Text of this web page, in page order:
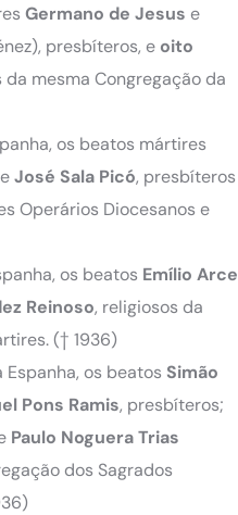
Germano de Jesus e
presbíteros, e oito
da mesma Congregação da
os beatos mártires
eJosé Sala Picó, presbíteros
Operários Diocesanos e
os beatos Emílio Arce
Reinoso, religiosos da
(† 1936)
os beatos Simão
Pons Ramis, presbíteros;
Paulo Noguera Trias
dos Sagrados